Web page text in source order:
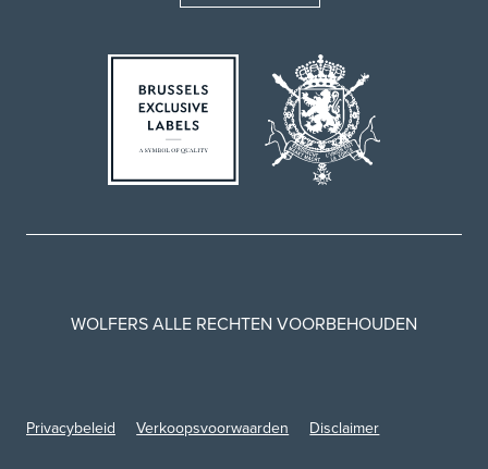
WOLFERS ALLE RECHTEN VOORBEHOUDEN
Privacybeleid Verkoopsvoorwaarden Disclaimer